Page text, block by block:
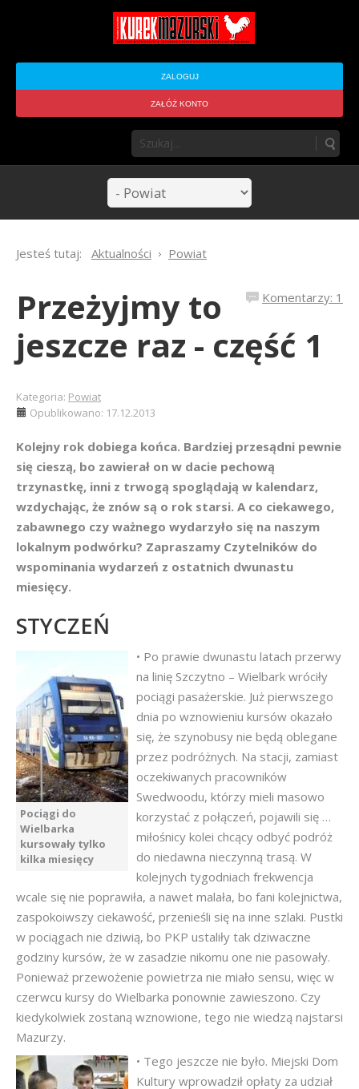
ZALOGUJ
ZAŁÓŻ KONTO
Jesteś tutaj: Aktualności Powiat
Komentarzy: 1
Przeżyjmy to
jeszcze raz - część 1
Kategoria: Powiat
Opublikowano: 17.12.2013
Kolejny rok dobiega końca. Bardziej przesądni pewnie
się cieszą, bo zawierał on w dacie pechową
trzynastkę, inni z trwogą spoglądają w kalendarz,
wzdychając, że znów są o rok starsi. A co ciekawego,
zabawnego czy ważnego wydarzyło się na naszym
lokalnym podwórku? Zapraszamy Czytelników do
wspominania wydarzeń z ostatnich dwunastu
miesięcy.
STYCZEŃ
Pociągi do
Wielbarka
kursowały tylko
kilka miesięcy
• Po prawie dwunastu latach przerwy
na linię Szczytno – Wielbark wróciły
pociągi pasażerskie. Już pierwszego
dnia po wznowieniu kursów okazało
się, że szynobusy nie będą oblegane
przez podróżnych. Na stacji, zamiast
oczekiwanych pracowników
Swedwoodu, którzy mieli masowo
korzystać z połączeń, pojawili się …
miłośnicy kolei chcący odbyć podróż
do niedawna nieczynną trasą. W
kolejnych tygodniach frekwencja
wcale się nie poprawiła, a nawet malała, bo fani kolejnictwa,
zaspokoiwszy ciekawość, przenieśli się na inne szlaki. Pustki
w pociągach nie dziwią, bo PKP ustaliły tak dziwaczne
godziny kursów, że w zasadzie nikomu one nie pasowały.
Ponieważ przewożenie powietrza nie miało sensu, więc w
czerwcu kursy do Wielbarka ponownie zawieszono. Czy
kiedykolwiek zostaną wznowione, tego nie wiedzą najstarsi
Mazurzy.
• Tego jeszcze nie było. Miejski Dom
Kultury wprowadził opłaty za udział